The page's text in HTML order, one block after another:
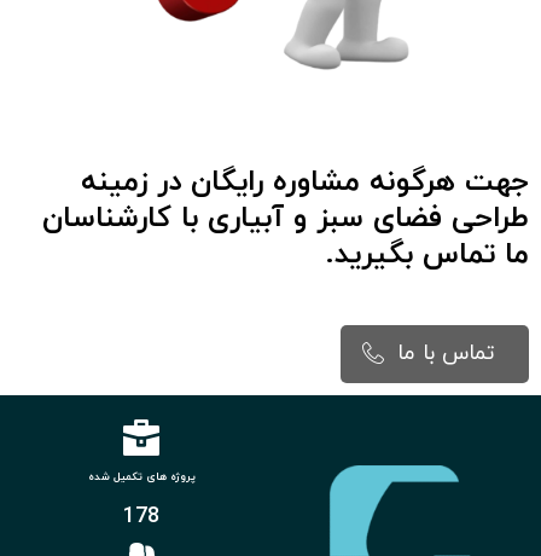
جهت هرگونه مشاوره رایگان در زمینه
طراحی فضای سبز و آبیاری با کارشناسان
ما تماس بگیرید.
تماس با ما
پروژه های تکمیل شده
178